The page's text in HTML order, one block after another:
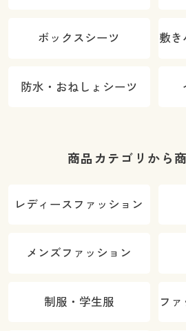
ボックスシーツ 敷き
防水・おねしょシーツ
商品カテゴリから
レディースファッション
メンズファッション
制服・学生服 フ